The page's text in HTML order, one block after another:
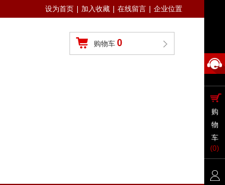
购物车 0
设为首页 加入收藏 在线留言 企业位置
购
物
车
(0)